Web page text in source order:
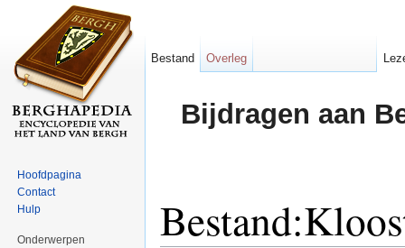
Bijdragen aan
Bestand Overleg
Hoofdpagina
Contact
Hulp
Onderwerpen